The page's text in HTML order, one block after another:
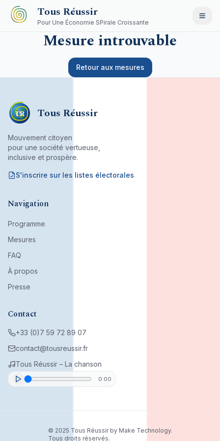
Aller au contenu principal
Tous Réussir
Pour Une Économie SPirale Croissante
Mesure introuvable
Retour aux mesures
TR Tous Réussir
Mouvement citoyen
pour une société vertueuse,
inclusive et prospère.
S'inscrire sur les listes électorales
Navigation
Programme
Mesures
FAQ
À propos
Presse
Contact
+33 (0)7 59 72 89 07
contact@tousreussir.fr
Tous Réussir – La chanson
0:00
© 2025 Tous Réussir by Make Technology.
Tous droits réservés.